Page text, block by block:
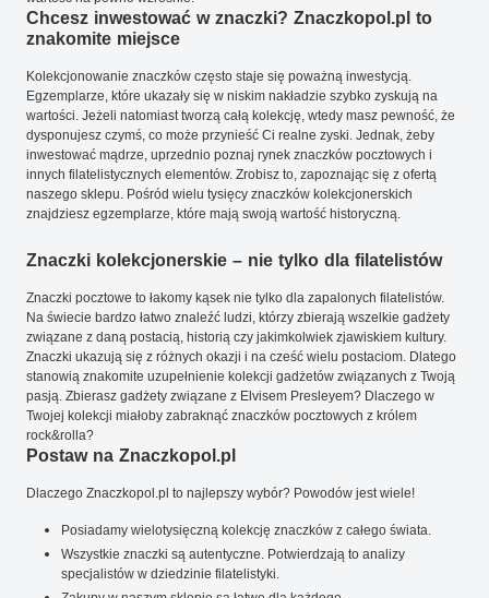
Chcesz inwestować w znaczki? Znaczkopol.pl to
znakomite miejsce
Kolekcjonowanie znaczków często staje się poważną inwestycją.
Egzemplarze, które ukazały się w niskim nakładzie szybko zyskują na
wartości. Jeżeli natomiast tworzą całą kolekcję, wtedy masz pewność, że
dysponujesz czymś, co może przynieść Ci realne zyski. Jednak, żeby
inwestować mądrze, uprzednio poznaj rynek znaczków pocztowych i
innych filatelistycznych elementów. Zrobisz to, zapoznając się z ofertą
naszego sklepu. Pośród wielu tysięcy znaczków kolekcjonerskich
znajdziesz egzemplarze, które mają swoją wartość historyczną.
Znaczki kolekcjonerskie – nie tylko dla filatelistów
Znaczki pocztowe to łakomy kąsek nie tylko dla zapalonych filatelistów.
Na świecie bardzo łatwo znaleźć ludzi, którzy zbierają wszelkie gadżety
związane z daną postacią, historią czy jakimkolwiek zjawiskiem kultury.
Znaczki ukazują się z różnych okazji i na cześć wielu postaciom. Dlatego
stanowią znakomite uzupełnienie kolekcji gadżetów związanych z Twoją
pasją. Zbierasz gadżety związane z Elvisem Presleyem? Dlaczego w
Twojej kolekcji miałoby zabraknąć znaczków pocztowych z królem
rock&rolla?
Postaw na Znaczkopol.pl
Dlaczego Znaczkopol.pl to najlepszy wybór? Powodów jest wiele!
Posiadamy wielotysięczną kolekcję znaczków z całego świata.
Wszystkie znaczki są autentyczne. Potwierdzają to analizy
specjalistów w dziedzinie filatelistyki.